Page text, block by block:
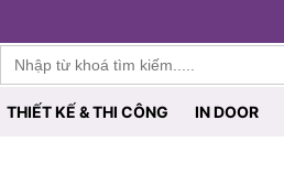
Search
for:
THIẾT KẾ & THI CÔNG IN DOOR